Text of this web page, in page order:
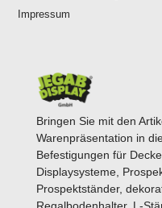
Bringen Sie mit den
Warenpräsentation in
Befestigungen für
Displaysysteme,
Prospektständer,
Impressum